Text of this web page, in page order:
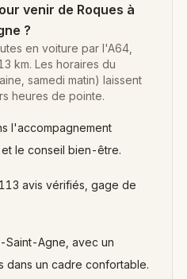
venir de Roques à
?
en voiture par l'A64,
km. Les horaires du
samedi matin) laissent
heures de pointe.
l'accompagnement
le conseil bien-être.
avis vérifiés, gage de
Saint-Agne, avec un
dans un cadre confortable.